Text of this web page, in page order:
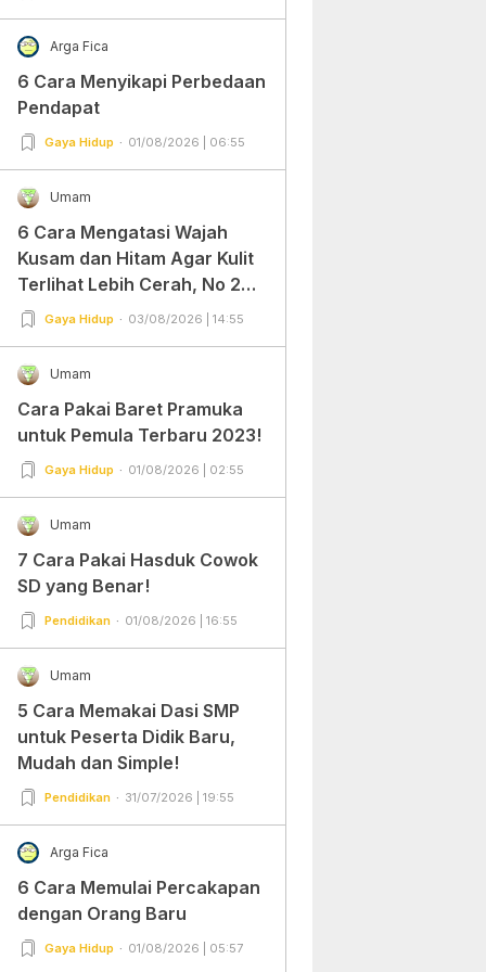
Arga Fica
6 Cara Menyikapi Perbedaan
Pendapat
Gaya Hidup 01/08/2026 | 06:55
Umam
6 Cara Mengatasi Wajah
Kusam dan Hitam Agar Kulit
Terlihat Lebih Cerah, No 2
Gampang Banget dan Mudah
Gaya Hidup 03/08/2026 | 14:55
Umam
Cara Pakai Baret Pramuka
untuk Pemula Terbaru 2023!
Gaya Hidup 01/08/2026 | 02:55
Umam
7 Cara Pakai Hasduk Cowok
SD yang Benar!
Pendidikan 01/08/2026 | 16:55
Umam
5 Cara Memakai Dasi SMP
untuk Peserta Didik Baru,
Mudah dan Simple!
Pendidikan 31/07/2026 | 19:55
Arga Fica
6 Cara Memulai Percakapan
dengan Orang Baru
Gaya Hidup 01/08/2026 | 05:57